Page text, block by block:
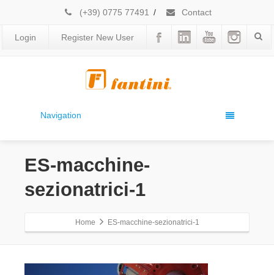
(+39) 0775 77491 / Contact
Login Register New User
Navigation
ES-macchine-
sezionatrici-1
Home ES-macchine-sezionatrici-1